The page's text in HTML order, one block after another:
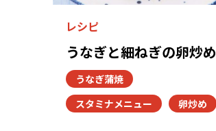
レシピ
うなぎと細ねぎの卵炒め
うなぎ蒲焼
スタミナメニュー
卵炒め